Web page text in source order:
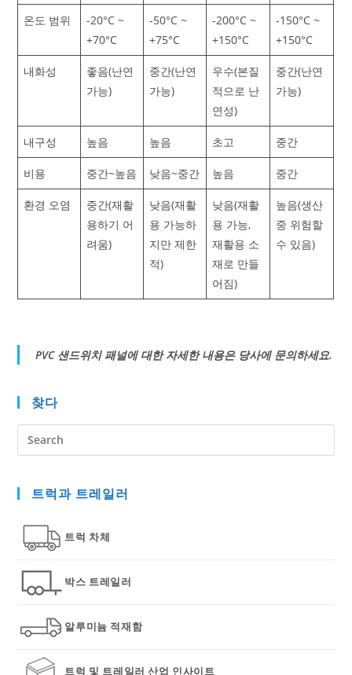
온도 범위
-20°C ~
+70°C
-50°C ~
+75°C
-200°C ~
+150°C
-150°C ~
+150°C
내화성
좋음(난연
가능)
중간(난연
가능)
우수(본질
적으로 난
연성)
중간(난연
가능)
내구성 높음 높음 초고 중간
비용 중간~높음 낮음~중간 높음 중간
환경 오염
중간(재활
용하기 어
려움)
낮음(재활
용 가능하
지만 제한
적)
낮음(재활
용 가능,
재활용 소
재로 만들
어짐)
높음(생산
중 위험할
수 있음)
PVC 샌드위치 패널에 대한 자세한 내용은 당사에 문의하세요.
찾다
트럭과 트레일러
트럭 차체
박스 트레일러
알루미늄 적재함
트럭 및 트레일러 산업 인사이트